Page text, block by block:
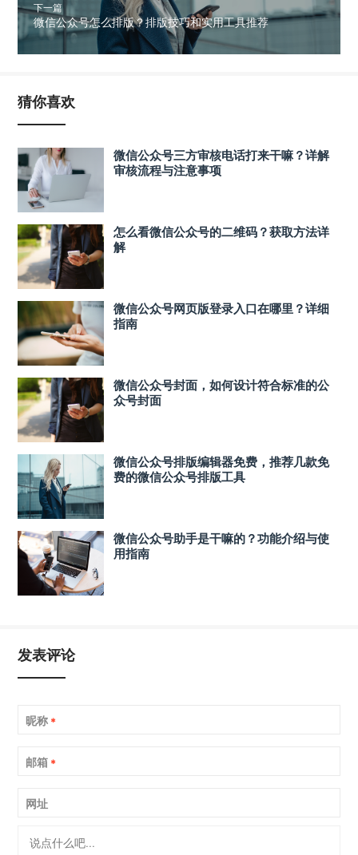
下一篇
微信公众号怎么排版？排版技巧和实用工具推荐
猜你喜欢
微信公众号三方审核电话打来干嘛？详解
审核流程与注意事项
怎么看微信公众号的二维码？获取方法详
解
微信公众号网页版登录入口在哪里？详细
指南
微信公众号封面，如何设计符合标准的公
众号封面
微信公众号排版编辑器免费，推荐几款免
费的微信公众号排版工具
微信公众号助手是干嘛的？功能介绍与使
用指南
发表评论
昵称 *
邮箱 *
网址